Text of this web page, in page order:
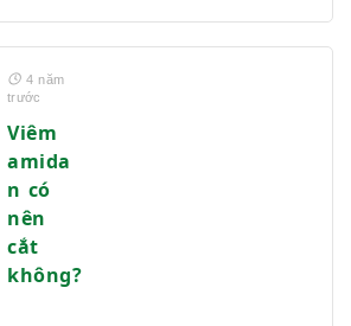
4 năm
trước
Viêm
amida
n có
nên
cắt
không?